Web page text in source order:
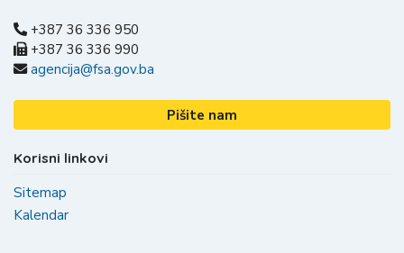
+387 36 336 950
+387 36 336 990
agencija@fsa.gov.ba
Pišite nam
Korisni linkovi
Sitemap
Kalendar